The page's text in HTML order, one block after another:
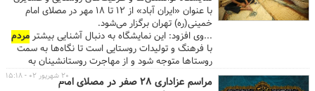
با عنوان «ایران آباد» از ۱۲ تا ۱۸ مهر در مصلای امام
خمینی(ره) تهران برگزار می‌شود.
...وی افزود: این نمایشگاه به دنبال آشنایی بیشترمردم
با فرهنگ و تولیدات روستایی است تا نگاه‌ها به سمت
روستاها متوجه شود و از مهاجرت روستانشینان به
شهرها جلوگیری شود تا شاهد مهاجرت معکوس به
روستاها باشیم. ... مراسم عزاداری ۲۸ صفر در مصلای امام
۲۰ شهریور ۰۲ - ۱۵:۱۸